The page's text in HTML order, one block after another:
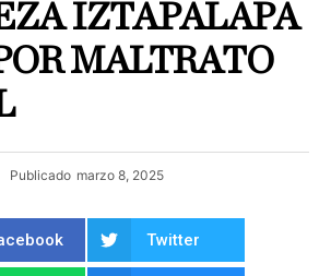
IZTAPALAPA
MALTRATO
Publicado marzo 8, 2025
Twitter